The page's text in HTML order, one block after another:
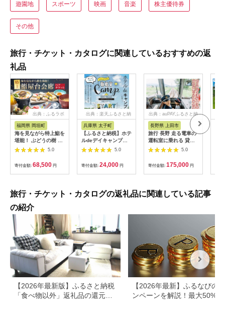
遊園地 スポーツ 映画 音楽 株主優待券
その他
旅行・チケット・カタログに関連しているおすすめの返
礼品
出典：ふるラボ
福岡県 岡垣町
海を見ながら特上鮨を
堪能！ ぶどうの樹 鮨
屋台ペア お食事券 海
鮮 海 屋台 食事 ペア
福岡県 岡垣町
5.0
寄付金額: 68,500 円
出典：楽天ふるさと納
兵庫県 太子町
【ふるさと納税】ホテ
ルdeデイキャンプ体
験チケット
【1364991】
5.0
寄付金額: 24,000 円
出典：auPAYふるさと納
長野県 上田市
旅行 長野 走る電車の
運転室に乗れる 貸切
列車でお仕事体験 体
験 チケット 電車 鉄道
列車 サービス 子供 子
ども こども 家族 長野
県
5.0
寄付金額: 175,000 円
旅行・チケット・カタログの返礼品に関連している記事
の紹介
【2026年最新版】ふるさと納税
「食べ物以外」返礼品の還元率
【2026年最新】ふるなびの
ンペーンを解説！最大50%還